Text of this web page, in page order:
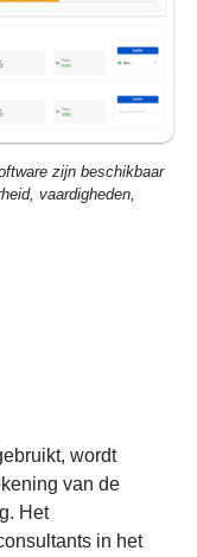
zijn beschikbaar
vaardigheden,
wordt
van de
Het
in het